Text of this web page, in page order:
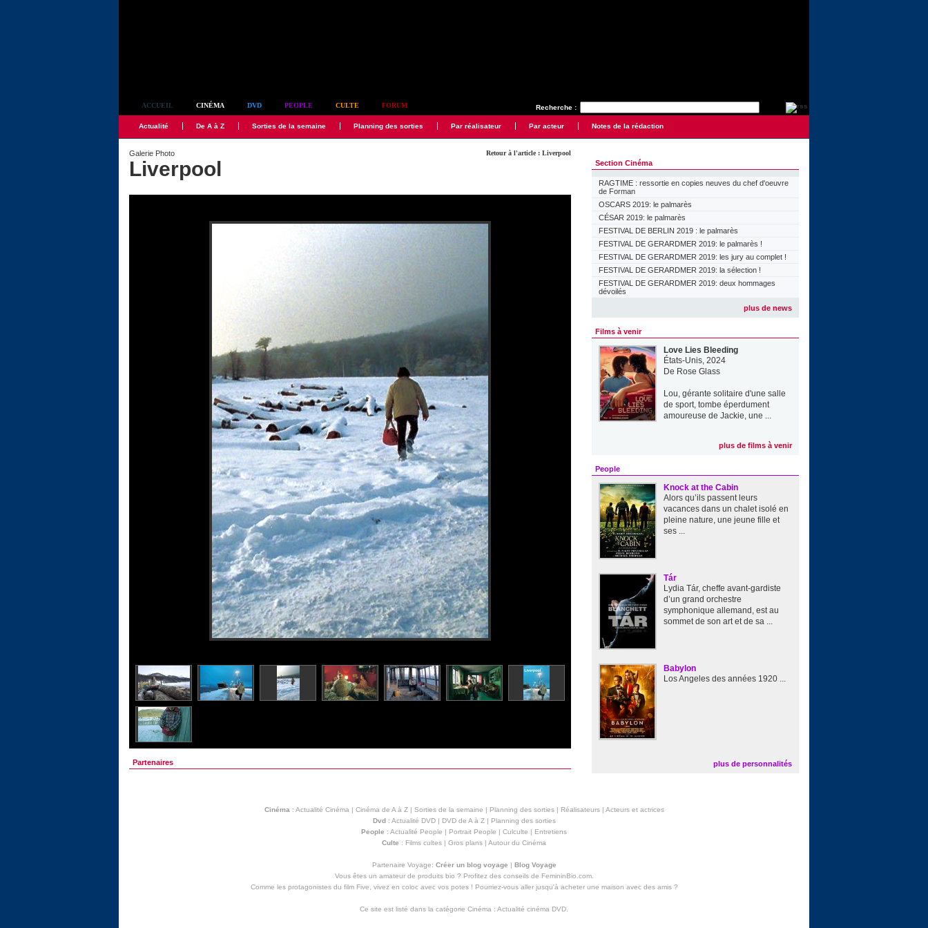
Recherche :
ACCUEIL CINÉMA DVD PEOPLE CULTE FORUM
Actualité De A à Z Sorties de la semaine Planning des sorties Par réalisateur Par acteur Notes de la rédaction
Retour à l'article : Liverpool
Galerie Photo
Liverpool
Partenaires
Section Cinéma
RAGTIME : ressortie en copies neuves du chef d'oeuvre
de Forman
OSCARS 2019: le palmarès
CÉSAR 2019: le palmarès
FESTIVAL DE BERLIN 2019 : le palmarès
FESTIVAL DE GERARDMER 2019: le palmarès !
FESTIVAL DE GERARDMER 2019: les jury au complet !
FESTIVAL DE GERARDMER 2019: la sélection !
FESTIVAL DE GERARDMER 2019: deux hommages
dévoilés
plus de news
Films à venir
Love Lies Bleeding
États-Unis, 2024
De Rose Glass
Lou, gérante solitaire d'une salle
de sport, tombe éperdument
amoureuse de Jackie, une ...
plus de films à venir
People
Knock at the Cabin
Alors qu’ils passent leurs
vacances dans un chalet isolé en
pleine nature, une jeune fille et
ses ...
Tár
Lydia Tár, cheffe avant-gardiste
d’un grand orchestre
symphonique allemand, est au
sommet de son art et de sa ...
Babylon
Los Angeles des années 1920 ...
plus de personnalités
Cinéma : Actualité Cinéma | Cinéma de A à Z| Sorties de la semaine | Planning des sorties| Réalisateurs| Acteurs et actrices
Dvd: Actualité DVD| DVD de A à Z| Planning des sorties
People : Actualité People | Portrait People | Culculte | Entretiens
Culte : Films cultes | Gros plans | Autour du Cinéma
Partenaire Voyage: Créer un blog voyage | Blog Voyage
Vous êtes un amateur de produits bio ? Profitez des conseils de FemininBio.com.
Comme les protagonistes du film Five, vivez en coloc avec vos potes ! Pourriez-vous aller jusqu'à acheter une maison avec des amis?
Ce site est listé dans la catégorie Cinéma : Actualité cinéma DVD